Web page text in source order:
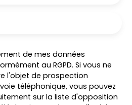
de mes données
au RGPD. Si vous ne
l'objet de prospection
téléphonique, vous pouvez
sur la liste d'opposition